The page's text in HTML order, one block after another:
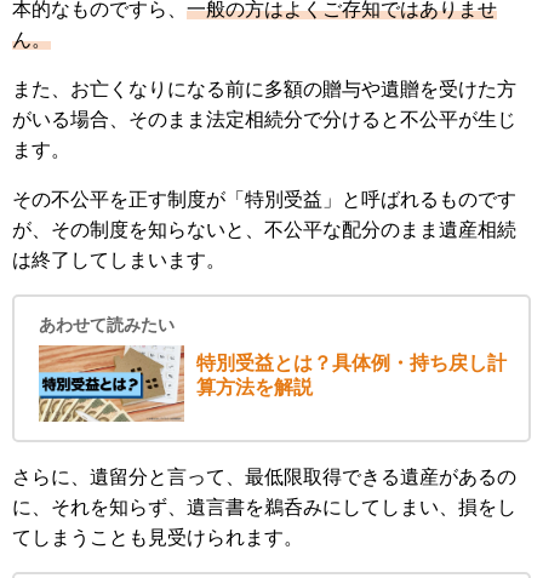
本的なものですら、 一般の方はよくご存知ではありませ
ん。
また、お亡くなりになる前に多額の贈与や遺贈を受けた方
がいる場合、そのまま法定相続分で分けると不公平が生じ
ます。
その不公平を正す制度が「特別受益」と呼ばれるものです
が、その制度を知らないと、不公平な配分のまま遺産相続
は終了してしまいます。
あわせて読みたい
特別受益とは？具体例・持ち戻し計
算方法を解説
さらに、遺留分と言って、最低限取得できる遺産があるの
に、それを知らず、遺言書を鵜呑みにしてしまい、損をし
てしまうことも見受けられます。